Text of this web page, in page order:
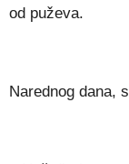
od puževa.
Narednog dana,